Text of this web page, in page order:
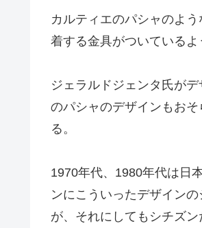
カルティエのパシャのよ
着する金具がついているよ
ジェラルドジェンタ氏が
のパシャのデザインもお
る。
1970年代、1980年代は日
ンにこういったデザイン
が、それにしてもシチズ